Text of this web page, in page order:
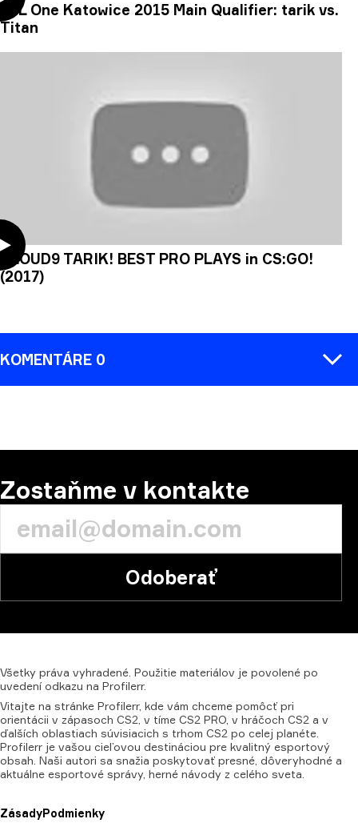
ESL One Katowice 2015 Main Qualifier: tarik vs.
Titan
CLOUD9 TARIK! BEST PRO PLAYS in CS:GO!
(2017)
KOMENTÁRE 0
Zostaňme v kontakte
Odoberať
Všetky práva vyhradené. Použitie materiálov je povolené po
uvedení odkazu na Profilerr.
Vitajte na stránke Profilerr, kde vám chceme pomôcť pri
orientácii v zápasoch CS2, v tíme CS2 PRO, v hráčoch CS2 a v
ďalších oblastiach súvisiacich s trhom CS2 po celej planéte.
Profilerr je vašou cieľovou destináciou pre kvalitný esportový
obsah. Naši autori sa snažia poskytovať presné, dôveryhodné a
aktuálne esportové správy, herné návody z celého sveta.
ZásadyPodmienky